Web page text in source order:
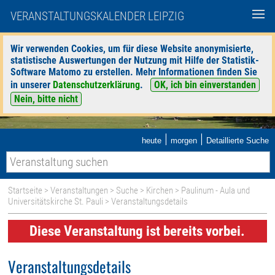
VERANSTALTUNGSKALENDER LEIPZIG
Wir verwenden Cookies, um für diese Website anonymisierte,
statistische Auswertungen der Nutzung mit Hilfe der Statistik-
Software Matomo zu erstellen. Mehr Informationen finden Sie
in unserer Datenschutzerklärung.
OK, ich bin einverstanden
Nein, bitte nicht
heute | morgen | Detaillierte Suche
Startseite >Veranstaltungen > Suche > Kirchen > Paulinum - Aula und
Universitätskirche St. Pauli > Veranstaltungsdetails
Diese Veranstaltung ist bereits vorbei.
Veranstaltungsdetails